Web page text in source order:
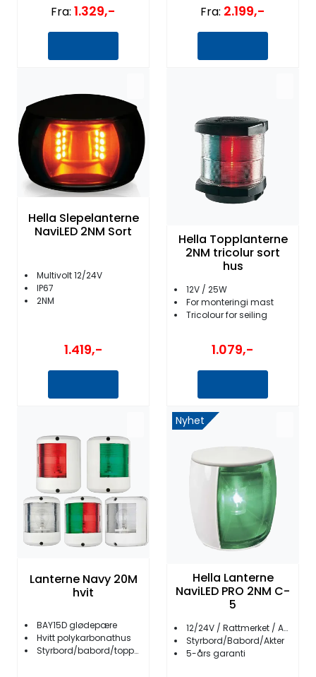
Fra: 1.329,- Fra: 2.199,-
Hella Slepelanterne
NaviLED 2NM Sort
Multivolt 12/24V
IP67
2NM
1.419,-
Hella Topplanterne
2NM tricolur sort
hus
12V / 25W
For monteringi mast
Tricolour for seiling
1.079,-
Lanterne Navy 20M
hvit
BAY15D glødepære
Hvitt polykarbonathus
Styrbord/babord/topp/akter/kombi
Nyhet
Hella Lanterne
NaviLED PRO 2NM C-
5
12/24V / Rattmerket / ABYC C-5
Styrbord/Babord/Akter
5-års garanti